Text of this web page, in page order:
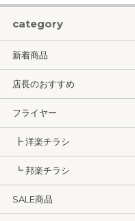
category
新着商品
店長のおすすめ
フライヤー
┣ 洋楽チラシ
┗ 邦楽チラシ
SALE商品